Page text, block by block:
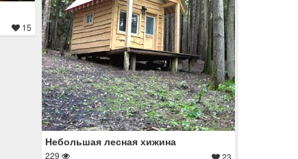
15
Небольшая лесная хижина
229